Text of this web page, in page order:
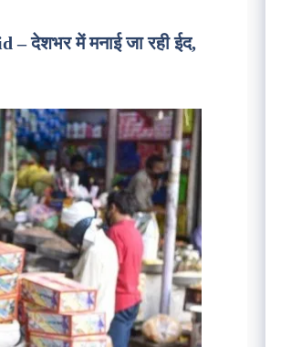
देशभर में मनाई जा रही ईद,